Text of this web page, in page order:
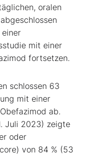
oralen
einer
mit einer
fortsetzen.
schlossen 63
mit einer
ab.
Juli 2023) zeigte
oder
von 84 % (53